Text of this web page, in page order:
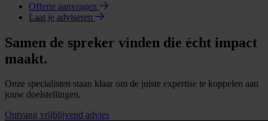
Offerte aanvragen
Laat je adviseren
Samen de spreker vinden die écht impact
maakt.
Onze specialisten staan klaar om de juiste expertise te koppelen aan
jouw doelstellingen.
Ontvang vrijblijvend advies